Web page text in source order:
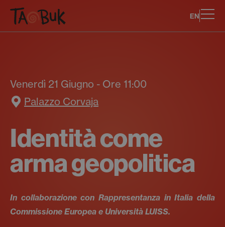
EN
Venerdì 21 Giugno - Ore 11:00
Palazzo Corvaja
Identità come
arma geopolitica
In collaborazione con Rappresentanza in Italia della
Commissione Europea e Università LUISS.